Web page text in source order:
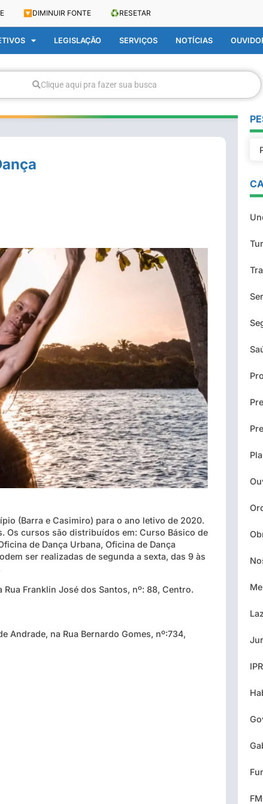
🔽 DIMINUIR FONTE ♻️RESETAR
LEGISLAÇÃO SERVIÇOS NOTÍCIAS
Clique aqui pra fazer sua busca
(Barra e Casimiro) para o ano letivo de 2020.
Os cursos são distribuídos em: Curso Básico de
de Dança Urbana, Oficina de Dança
ser realizadas de segunda a sexta, das 9 às
Franklin José dos Santos, nº: 88, Centro.
Andrade, na Rua Bernardo Gomes, nº:734,